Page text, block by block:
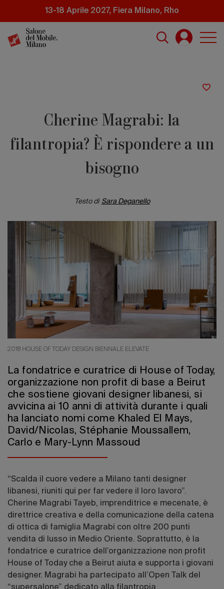
principale
13-18 Aprile 2027, Fiera Milano, Rho
Edizione
Cherine Magrabi: la
filantropia? È rispondere a un
bisogno
Testo di Sara Deganello
2018 HOUSE OF TODAY DESIGN BIENNALE ELEVATE
La fondatrice e curatrice di House of Today,
organizzazione non profit di base a Beirut
che sostiene giovani designer libanesi, si
avvicina ai 10 anni di attività durante i quali
ha lanciato nomi come Khaled El Mays,
David/Nicolas, Stéphanie Moussallem,
Carlo e Mary-Lynn Massoud
“Scalda il cuore vedere a Milano tanti designer
libanesi, riuniti qui per far vedere il loro lavoro”.
Cherine Magrabi Tayeb, imprenditrice e mecenate, è
direttrice creativa e della comunicazione della catena
di ottica di famiglia Magrabi con oltre 200 punti
vendita di lusso in Medio Oriente. Soprattutto, è la
fondatrice e curatrice dell’organizzazione non profit
House of Today che a Beirut aiuta e supporta i giovani
designer. Magrabi ha partecipato all’Open Talk del